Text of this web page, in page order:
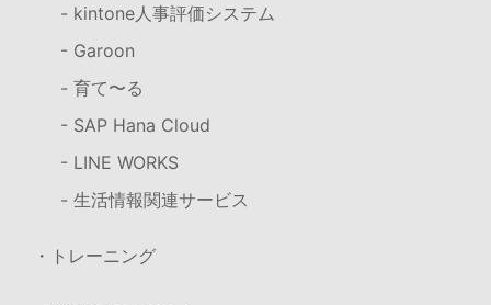
- kintone人事評価システム
- Garoon
- 育て〜る
- SAP Hana Cloud
- LINE WORKS
- 生活情報関連サービス
・トレーニング